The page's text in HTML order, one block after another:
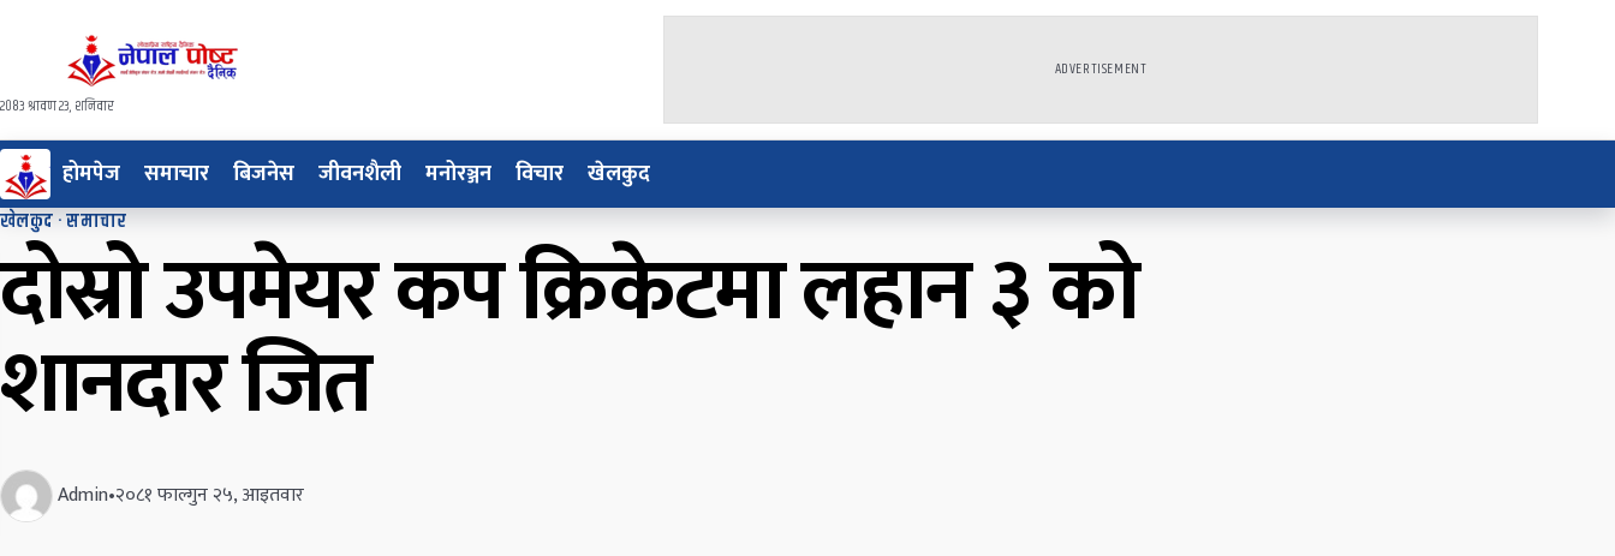
२०८३ श्रावण २३, शनिवार
ADVERTISEMENT
होमपेज समाचार बिजनेस जीवनशैली मनोरञ्जन विचार खेलकुद
खेलकुद·समाचार
दोस्रो उपमेयर कप क्रिकेटमा लहान ३ को
शानदार जित
Admin•२०८१ फाल्गुन २५, आइतवार